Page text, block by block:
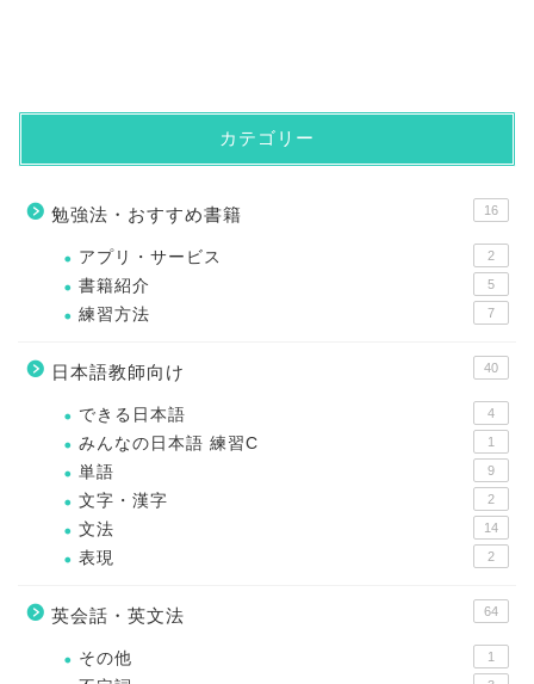
カテゴリー
勉強法・おすすめ書籍 16
アプリ・サービス 2
書籍紹介 5
練習方法 7
日本語教師向け 40
できる日本語 4
みんなの日本語 練習C 1
単語 9
文字・漢字 2
文法 14
表現 2
英会話・英文法 64
その他 1